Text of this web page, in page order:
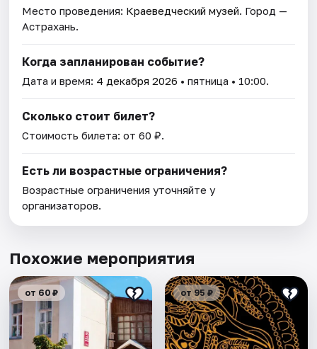
Место проведения: Краеведческий музей. Город —
Астрахань.
Когда запланирован событие?
Дата и время: 4 декабря 2026 • пятница • 10:00.
Сколько стоит билет?
Стоимость билета: от 60 ₽.
Есть ли возрастные ограничения?
Возрастные ограничения уточняйте у
организаторов.
Похожие мероприятия
от 60 ₽ от 95 ₽